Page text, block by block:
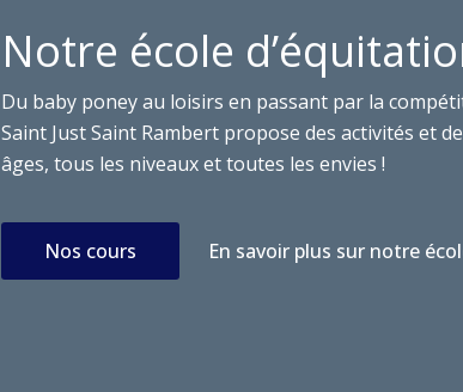
Notre école
Du baby poney au loisirs en passant par la
Saint Just Saint Rambert propose des activités et
âges, tous les niveaux et toutes les envies !
Nos cours En savoir plus sur notre